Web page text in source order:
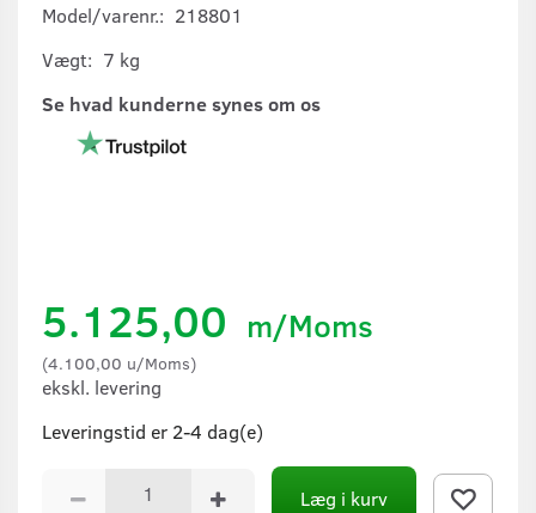
Model/varenr.: 218801
Vægt: 7 kg
Se hvad kunderne synes om os
5.125,00 m/Moms
(4.100,00 u/Moms)
ekskl. levering
Leveringstid er 2-4 dag(e)
Læg i kurv